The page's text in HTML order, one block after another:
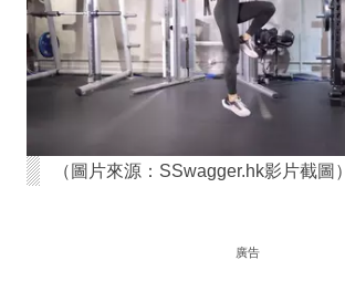
（圖片來源：SSwagger.hk影片截圖）
廣告